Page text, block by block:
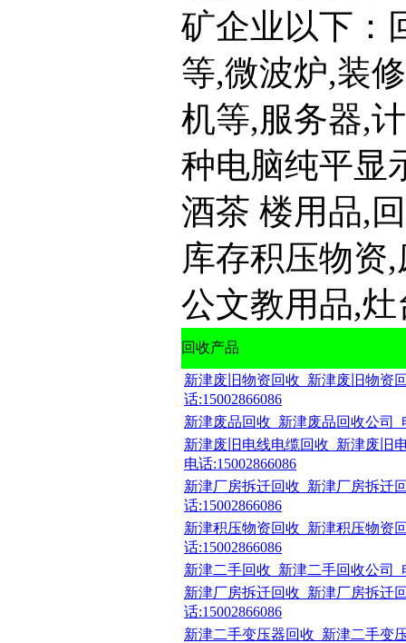
矿企业以下：
等,微波炉,装
机等,服务器,
种电脑纯平显
酒茶 楼用品,
库存积压物资
公文教用品,
回收产品
新津废旧物资回收_新津废旧物资
话:15002866086
新津废品回收_新津废品回收公司_
新津废旧电线电缆回收_新津废旧
电话:15002866086
新津厂房拆迁回收_新津厂房拆迁
话:15002866086
新津积压物资回收_新津积压物资
话:15002866086
新津二手回收_新津二手回收公司_
新津厂房拆迁回收_新津厂房拆迁
话:15002866086
新津二手变压器回收_新津二手变